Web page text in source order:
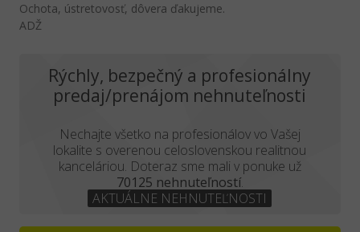
Ochota, ústretovosť, dôvera ďakujeme.
ADŽ
Rýchly, bezpečný a profesionálny
predaj/prenájom nehnuteľnosti
Nechajte všetko na profesionálov vo Vašej
lokalite s overenou celoslovenskou realitnou
kanceláriou. Doteraz sme mali v ponuke už
70125 nehnuteľností.
AKTUÁLNE NEHNUTEĽNOSTI